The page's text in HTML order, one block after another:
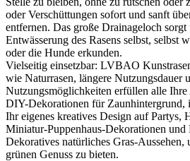
oder Verschüttungen sofort und sanft
entfernen. Das große Drainageloch
Entwässerung des Rasens selbst, selbst
oder die Hunde erkunden.
Vielseitig einsetzbar: LVBAO
wie Naturrasen, längere Nutzungsdauer
Nutzungsmöglichkeiten erfüllen alle
DIY-Dekorationen für Zaunhintergrund,
Ihr eigenes kreatives Design auf Partys,
Miniatur-Puppenhaus-Dekorationen
Dekoratives natürliches Gras-Aussehen,
grünen Genuss zu bieten.